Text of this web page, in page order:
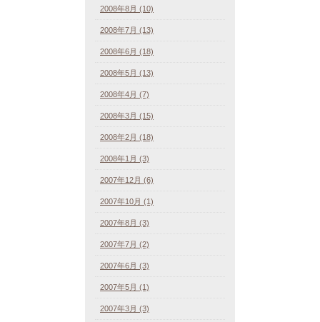
2008年8月 (10)
2008年7月 (13)
2008年6月 (18)
2008年5月 (13)
2008年4月 (7)
2008年3月 (15)
2008年2月 (18)
2008年1月 (3)
2007年12月 (6)
2007年10月 (1)
2007年8月 (3)
2007年7月 (2)
2007年6月 (3)
2007年5月 (1)
2007年3月 (3)